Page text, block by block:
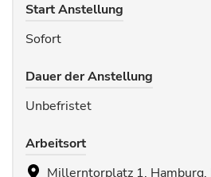
Start Anstellung
Sofort
Dauer der Anstellung
Unbefristet
Arbeitsort
Millerntorplatz 1,